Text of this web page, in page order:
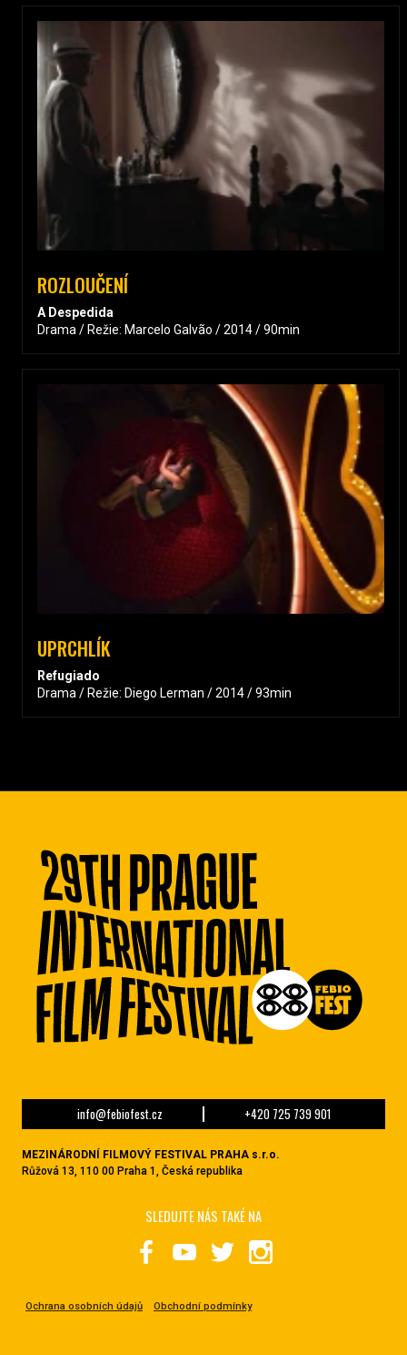
ROZLOUČENÍ
A Despedida
Drama / Režie: Marcelo Galvão / 2014 / 90min
UPRCHLÍK
Refugiado
Drama / Režie: Diego Lerman / 2014 / 93min
info@febiofest.cz +420 725 739 901
MEZINÁRODNÍ FILMOVÝ FESTIVAL PRAHA s.r.o.
Růžová 13, 110 00 Praha 1, Česká republika
Ochrana osobních údajů Obchodní podmínky
SLEDUJTE NÁS TAKÉ NA